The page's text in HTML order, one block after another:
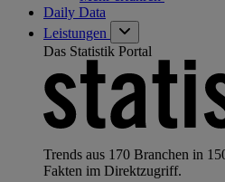
Daily Data
Leistungen
Das Statistik Portal
Trends aus 170 Branchen in
Fakten im Direktzugriff.